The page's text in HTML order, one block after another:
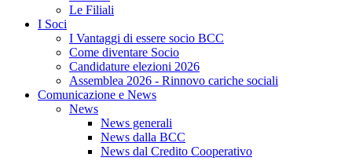
Le Filiali
I Soci
I Vantaggi di essere socio BCC
Come diventare Socio
Candidature elezioni 2026
Assemblea 2026 - Rinnovo cariche sociali
Comunicazione e News
News
News generali
News dalla BCC
News dal Credito Cooperativo